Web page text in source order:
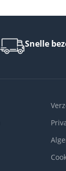
Snelle